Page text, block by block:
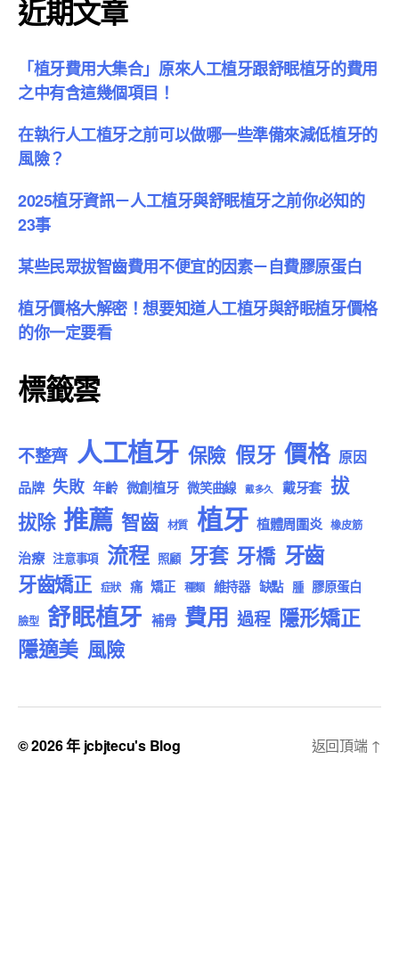
近期文章
「植牙費用大集合」原來人工植牙跟舒眠植牙的費用
之中有含這幾個項目！
在執行人工植牙之前可以做哪一些準備來減低植牙的
風險？
2025植牙資訊－人工植牙與舒眠植牙之前你必知的
23事
某些民眾拔智齒費用不便宜的因素－自費膠原蛋白
植牙價格大解密！想要知道人工植牙與舒眠植牙價格
的你一定要看
標籤雲
不整齊 人工植牙 保險 假牙 價格 原因
品牌 失敗 年齡 微創植牙 微笑曲線 戴多久 戴牙套 拔
拔除 推薦 智齒 材質 植牙 植體周圍炎 橡皮筋
治療 注意事項 流程 照顧 牙套 牙橋 牙齒
牙齒矯正 症狀 痛 矯正 種類 維持器 缺點 腫 膠原蛋白
臉型 舒眠植牙 補骨 費用 過程 隱形矯正
隱適美 風險
© 2026 年 jcbjtecu's Blog 返回頂端 ↑